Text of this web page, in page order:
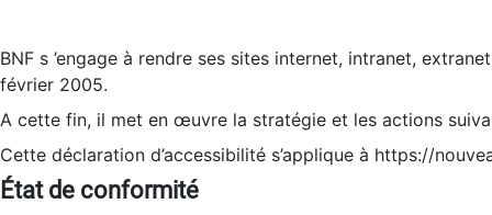
BNF s ’engage à rendre ses sites internet, intranet,
février 2005.
A cette fin, il met en œuvre la stratégie et les actions
Cette déclaration d’accessibilité s’applique à https://
État de conformité